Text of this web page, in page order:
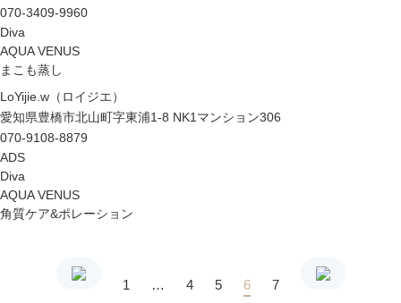
070-3409-9960
Diva
AQUA VENUS
まこも蒸し
LoYijie.w（ロイジエ）
愛知県豊橋市北山町字東浦1-8 NK1マンション306
070-9108-8879
ADS
Diva
AQUA VENUS
角質ケア&ポレーション
1 … 4 5 6 7